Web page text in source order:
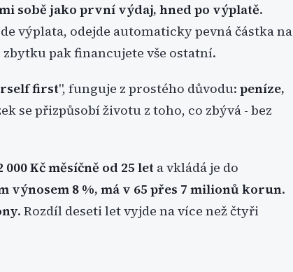
sobě jako první výdaj, hned po výplatě.
výplata, odejde automaticky pevná částka na
pak financujete vše ostatní.
first", funguje z prostého důvodu: peníze,
se přizpůsobí životu z toho, co zbývá - bez
000 Kč měsíčně od 25 let a vkládá je do
výnosem 8 %, má v 65 přes 7 milionů korun.
. Rozdíl deseti let vyjde na více než čtyři